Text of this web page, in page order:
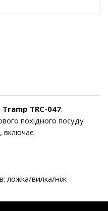
TRC-047.
похідного посуду
включає:
ложка/вилка/ніж